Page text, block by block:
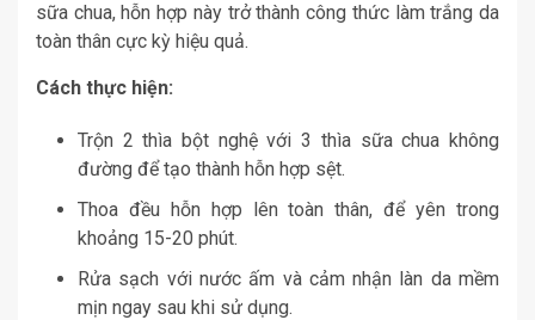
sữa chua, hỗn hợp này trở thành công thức làm trắng da
toàn thân cực kỳ hiệu quả.
Cách thực hiện:
Trộn 2 thìa bột nghệ với 3 thìa sữa chua không
đường để tạo thành hỗn hợp sệt.
Thoa đều hỗn hợp lên toàn thân, để yên trong
khoảng 15-20 phút.
Rửa sạch với nước ấm và cảm nhận làn da mềm
mịn ngay sau khi sử dụng.